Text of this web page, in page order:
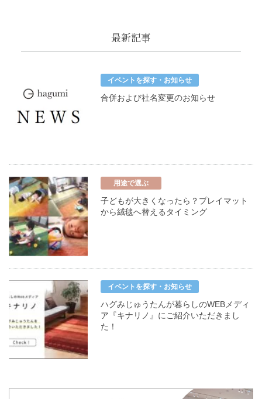
最新記事
イベントを探す・お知らせ
合併および社名変更のお知らせ
用途で選ぶ
子どもが大きくなったら？プレイマット
から絨毯へ替えるタイミング
イベントを探す・お知らせ
ハグみじゅうたんが暮らしのWEBメディ
ア『キナリノ』にご紹介いただきまし
た！